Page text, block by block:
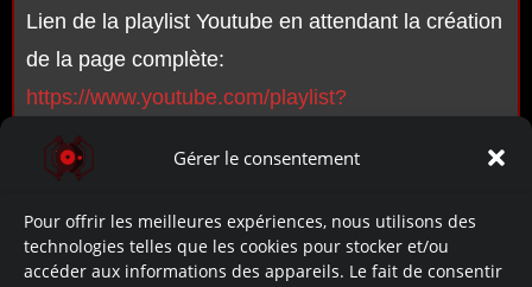
Gérer le consentement
Pour offrir les meilleures expériences, nous utilisons des
technologies telles que les cookies pour stocker et/ou
accéder aux informations des appareils. Le fait de consentir
Lien de la playlist Youtube en attendant la création
de la page complète:
https://www.youtube.com/playlist?
list=PLP1piHCfYc_ixusaXUcBWby2WqeIH-VS5
Mentions légales